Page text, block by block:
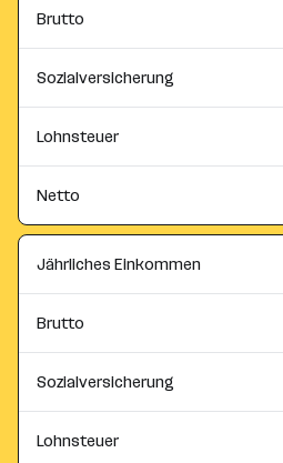
Brutto
Sozialversicherung
Lohnsteuer
Netto
Jährliches Einkommen
Brutto
Sozialversicherung
Lohnsteuer